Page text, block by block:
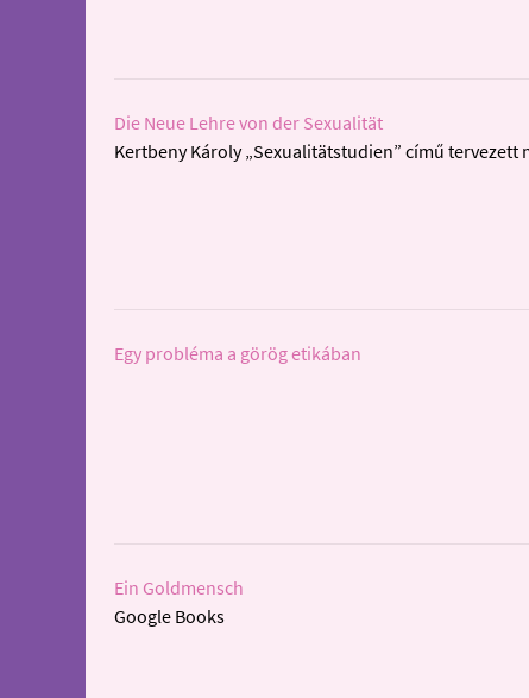
Die Neue Lehre von der Sexualität
Kertbeny Károly „Sexualitätstudien” című tervezett
Egy probléma a görög etikában
Ein Goldmensch
Google Books